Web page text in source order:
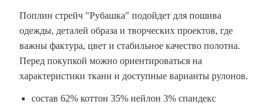
Поплин стрейч "Рубашка" подойдет для пошива
одежды, деталей образа и творческих проектов, где
важны фактура, цвет и стабильное качество полотна.
Перед покупкой можно ориентироваться на
характеристики ткани и доступные варианты рулонов.
состав 62% коттон 35% нейлон 3% спандекс